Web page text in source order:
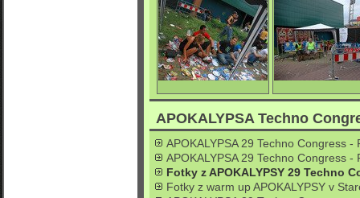
Letná zahrádka - Apokalypsa
2/6212
Letná zahrádka -
Letná zahrádka - Apokalypsa
0/4604
Vstup do
APOKALYPSA Techno
APOKALYPSA 29 Techno Congress
APOKALYPSA 29 Techno Congress -
Fotky z APOKALYPSY 29 Techno
Fotky z warm up APOKALYPSY v